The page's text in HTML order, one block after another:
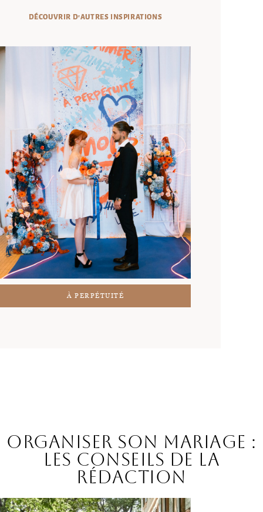
DÉCOUVRIR D'AUTRES INSPIRATIONS
À PERPÉTUITÉ
Organiser son mariage :
les conseils de la
rédaction